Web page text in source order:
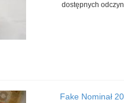
dostępnych
Fake Nominał